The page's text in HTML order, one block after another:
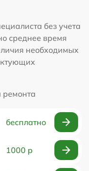
без учета
среднее время
необходимых
бесплатно
1000 р